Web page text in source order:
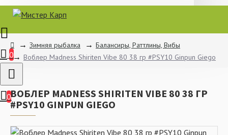
0
0
Зимняя рыбалка
Балансиры, Раттлины, Вибы
Воблер Madness Shiriten Vibe 80 38 гр #PSY10 Ginpun Giego
ВОБЛЕР MADNESS SHIRITEN VIBE 80 38 ГР
#PSY10 GINPUN GIEGO